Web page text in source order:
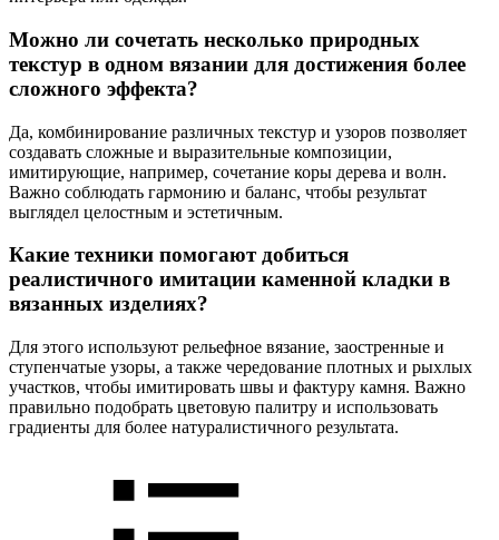
Можно ли сочетать несколько природных
текстур в одном вязании для достижения более
сложного эффекта?
Да, комбинирование различных текстур и узоров позволяет
создавать сложные и выразительные композиции,
имитирующие, например, сочетание коры дерева и волн.
Важно соблюдать гармонию и баланс, чтобы результат
выглядел целостным и эстетичным.
Какие техники помогают добиться
реалистичного имитации каменной кладки в
вязанных изделиях?
Для этого используют рельефное вязание, заостренные и
ступенчатые узоры, а также чередование плотных и рыхлых
участков, чтобы имитировать швы и фактуру камня. Важно
правильно подобрать цветовую палитру и использовать
градиенты для более натуралистичного результата.